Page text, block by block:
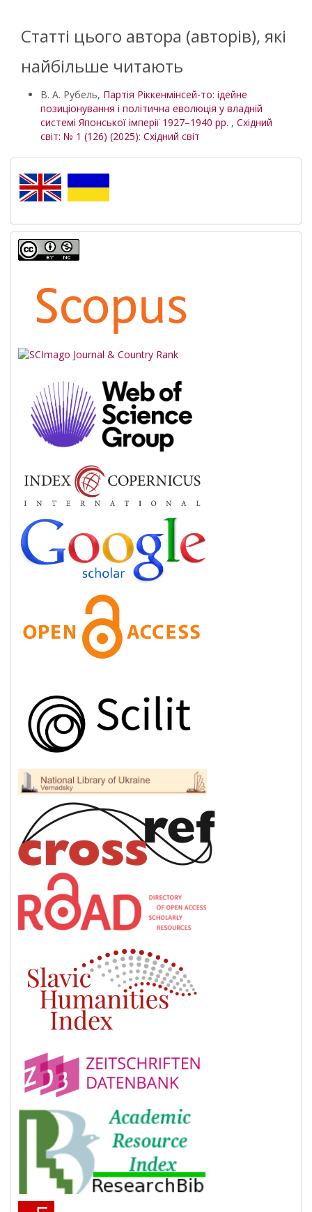
Статті цього автора (авторів), які
найбільше читають
В. А. Рубель, Партія Ріккенмінсей-то: ідейне
позиціонування і політична еволюція у владній
системі Японської імперії 1927–1940 рр. , Східний
світ: № 1 (126) (2025): Східний світ